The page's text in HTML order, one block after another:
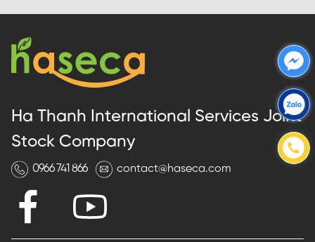
Ha Thanh International Services Joint
Stock Company
0966 741 866 contact@haseca.com